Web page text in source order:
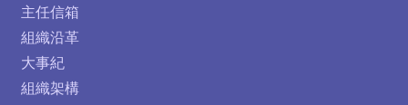
主任信箱
組織沿革
大事紀
組織架構